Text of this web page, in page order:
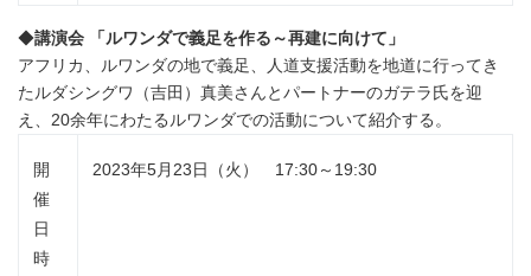
◆講演会 「ルワンダで義足を作る～再建に向けて」
アフリカ、ルワンダの地で義足、人道支援活動を地道に行ってき
たルダシングワ（吉田）真美さんとパートナーのガテラ氏を迎
え、20余年にわたるルワンダでの活動について紹介する。
開
催
日
時
2023年5月23日（火） 17:30～19:30